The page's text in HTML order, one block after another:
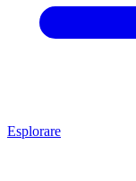
Esplorare